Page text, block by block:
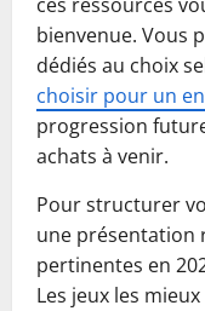
bienvenue. Vous
dédiés au choix
choisir pour un
progression
achats à venir.
Pour structurer
une présentation
pertinentes en
Les jeux les